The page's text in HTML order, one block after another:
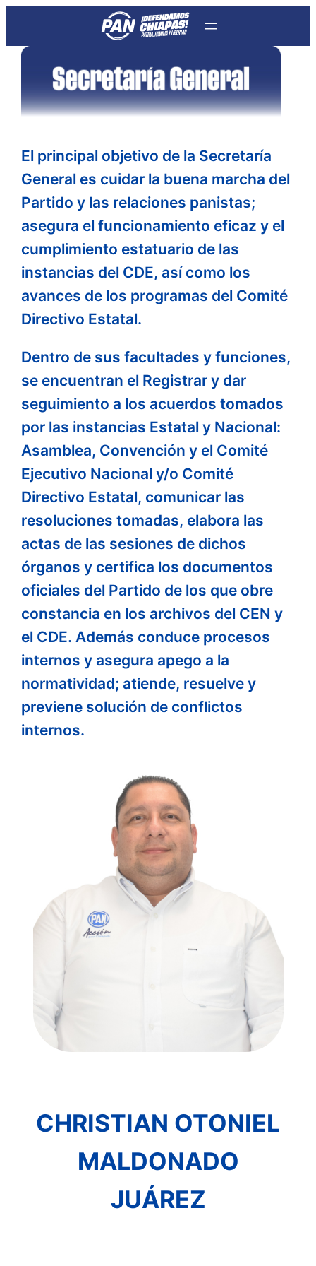
contenido
El principal objetivo de la Secretaría
General es cuidar la buena marcha del
Partido y las relaciones panistas;
asegura el funcionamiento eficaz y el
cumplimiento estatuario de las
instancias del CDE, así como los
avances de los programas del Comité
Directivo Estatal.
Dentro de sus facultades y funciones,
se encuentran el Registrar y dar
seguimiento a los acuerdos tomados
por las instancias Estatal y Nacional:
Asamblea, Convención y el Comité
Ejecutivo Nacional y/o Comité
Directivo Estatal, comunicar las
resoluciones tomadas, elabora las
actas de las sesiones de dichos
órganos y certifica los documentos
oficiales del Partido de los que obre
constancia en los archivos del CEN y
el CDE. Además conduce procesos
internos y asegura apego a la
normatividad; atiende, resuelve y
previene solución de conflictos
internos.
CHRISTIAN OTONIEL
MALDONADO
JUÁREZ